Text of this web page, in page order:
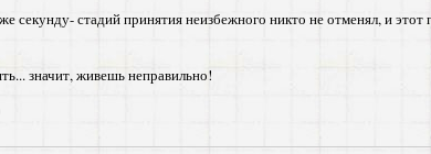
секунду- стадий принятия неизбежного никто не отменял, и
значит, живешь неправильно!